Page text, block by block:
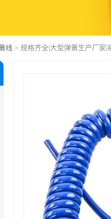
线 > 规格齐全|大型弹簧生产厂家|